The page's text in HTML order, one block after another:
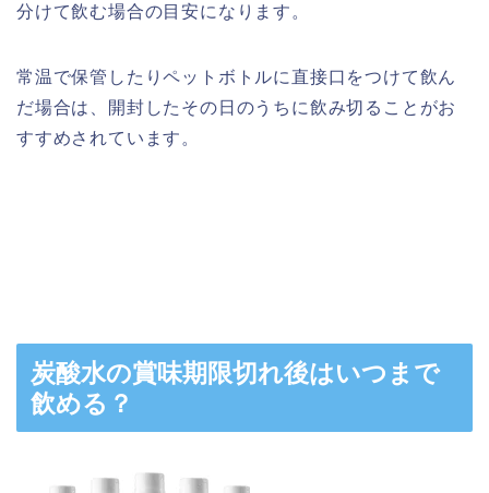
分けて飲む場合の目安になります。
常温で保管したりペットボトルに直接口をつけて飲ん
だ場合は、開封したその日のうちに飲み切ることがお
すすめされています。
炭酸水の賞味期限切れ後はいつまで
飲める？